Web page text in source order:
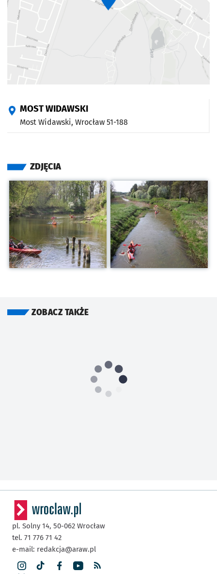
MOST WIDAWSKI
Most Widawski, Wrocław 51-188
ZDJĘCIA
Kliknij, aby powiększyć Kliknij, aby powiększyć
ZOBACZ TAKŻE
pl. Solny 14, 50-062 Wrocław
tel. 71 776 71 42
e-mail: redakcja@araw.pl